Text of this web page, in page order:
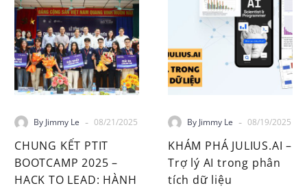
By Jimmy Le - 08/21/2025
CHUNG KẾT PTIT
BOOTCAMP 2025 –
HACK TO LEAD: HÀNH
By Jimmy Le - 08/19/2025
KHÁM PHÁ JULIUS.AI –
Trợ lý AI trong phân
tích dữ liệu